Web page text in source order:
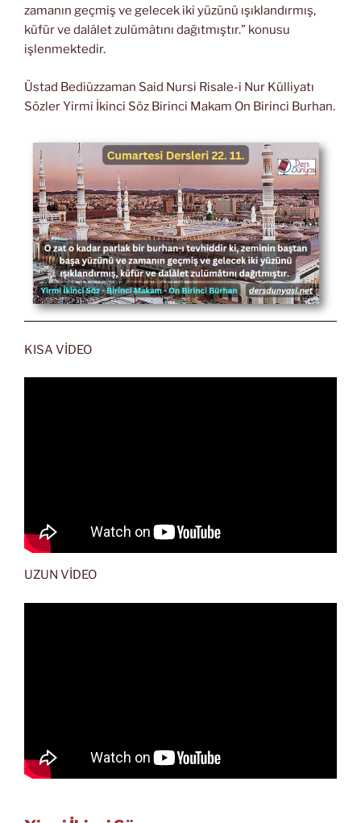
zamanın geçmiş ve gelecek iki yüzünü ışıklandırmış,
küfür ve dalâlet zulümâtını dağıtmıştır.” konusu
işlenmektedir.
Üstad Bediüzzaman Said Nursi Risale-i Nur Külliyatı
Sözler Yirmi İkinci Söz Birinci Makam On Birinci Burhan.
KISA VİDEO
UZUN VİDEO